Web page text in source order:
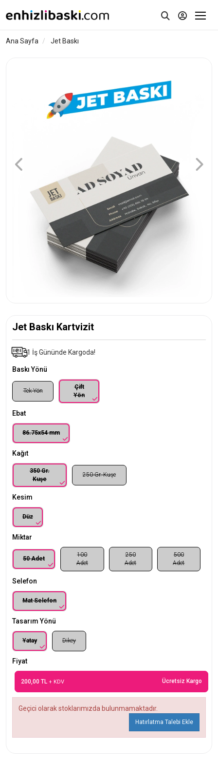
Ana Sayfa Jet Baskı
Jet Baskı Kartvizit
1 İş Gününde Kargoda!
Baskı Yönü
Tek Yön
Çift
Yön
Ebat
86.75x54 mm
Kağıt
350 Gr.
Kuşe
250 Gr. Kuşe
Kesim
Düz
Miktar
50 Adet
100
Adet
250
Adet
500
Adet
Selefon
Mat Selefon
Tasarım Yönü
Yatay Dikey
Fiyat
200,00 TL + KDV Ücretsiz Kargo
Geçici olarak stoklarımızda bulunmamaktadır.
Hatırlatma Talebi Ekle